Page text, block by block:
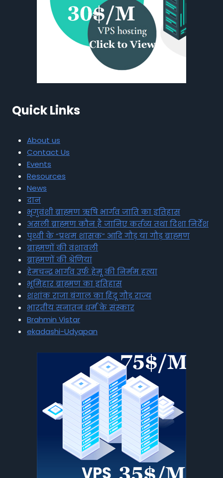
Quick Links
About us
Contact Us
Events
Resources
News
दान
भृगुवंशी ब्राह्मण ऋषि भार्गव जाति का इतिहास
असली ब्राह्मण कौन है जानिए कर्तव्य तथा दिशा निर्देश
पृथ्वी के “प्रथम शासक” आदि गौड़ या गौड़ ब्राह्मण
ब्राह्मणों की वंशावली
ब्राह्मणों की श्रेणियां
हेमचन्द्र भार्गव उर्फ हेमू की निर्मम हत्या
भूमिहार ब्राह्मण का इतिहास
शशांक राजा बंगाल का हिंदू गौड़ राज्य
भारतीय सनातन धर्म के संस्कार
Brahmin Vistar
ekadashi-Udyapan